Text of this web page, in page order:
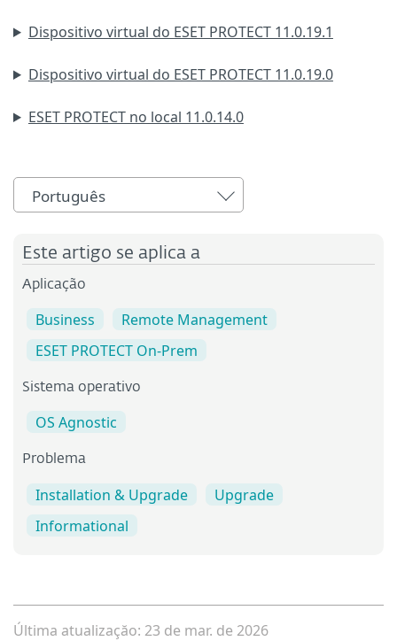
Dispositivo virtual do ESET PROTECT 11.0.19.1
Dispositivo virtual do ESET PROTECT 11.0.19.0
ESET PROTECT no local 11.0.14.0
Português
Este artigo se aplica a
Aplicação
Business
Remote Management
ESET PROTECT On-Prem
Sistema operativo
OS Agnostic
Problema
Installation & Upgrade
Upgrade
Informational
Última atualizaçăo: 23 de mar. de 2026